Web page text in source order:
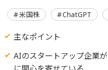
米国株 ChatGPT
主なポイント
AIのスタートアップ企業